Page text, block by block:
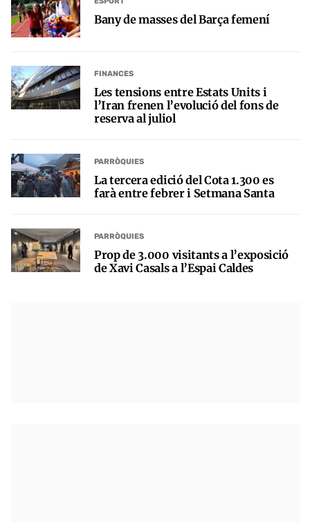
Bany de masses del Barça femení
FINANCES
Les tensions entre Estats Units i
l’Iran frenen l’evolució del fons de
reserva al juliol
PARRÒQUIES
La tercera edició del Cota 1.300 es
farà entre febrer i Setmana Santa
PARRÒQUIES
Prop de 3.000 visitants a l’exposició
de Xavi Casals a l’Espai Caldes